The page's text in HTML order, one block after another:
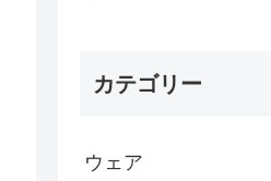
カテゴリー
ウェア